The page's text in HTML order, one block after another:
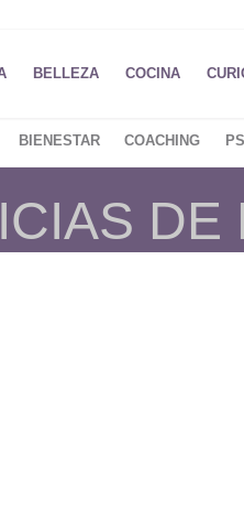
BELLEZA COCINA
BIENESTAR COACHING
DE